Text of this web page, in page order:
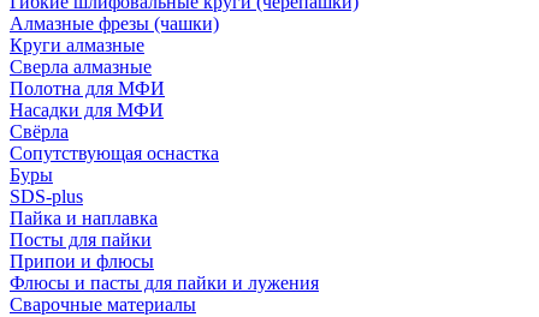
Алмазные фрезы (чашки)
Круги алмазные
Сверла алмазные
Полотна для МФИ
Насадки для МФИ
Свёрла
Сопутствующая оснастка
Буры
SDS-plus
Пайка и наплавка
Посты для пайки
Припои и флюсы
Флюсы и пасты для пайки и лужения
Сварочные материалы